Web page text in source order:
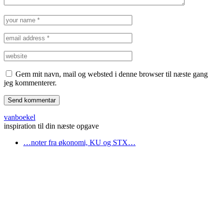
Gem mit navn, mail og websted i denne browser til næste gang
jeg kommenterer.
vanboekel
inspiration til din næste opgave
…noter fra økonomi, KU og STX…